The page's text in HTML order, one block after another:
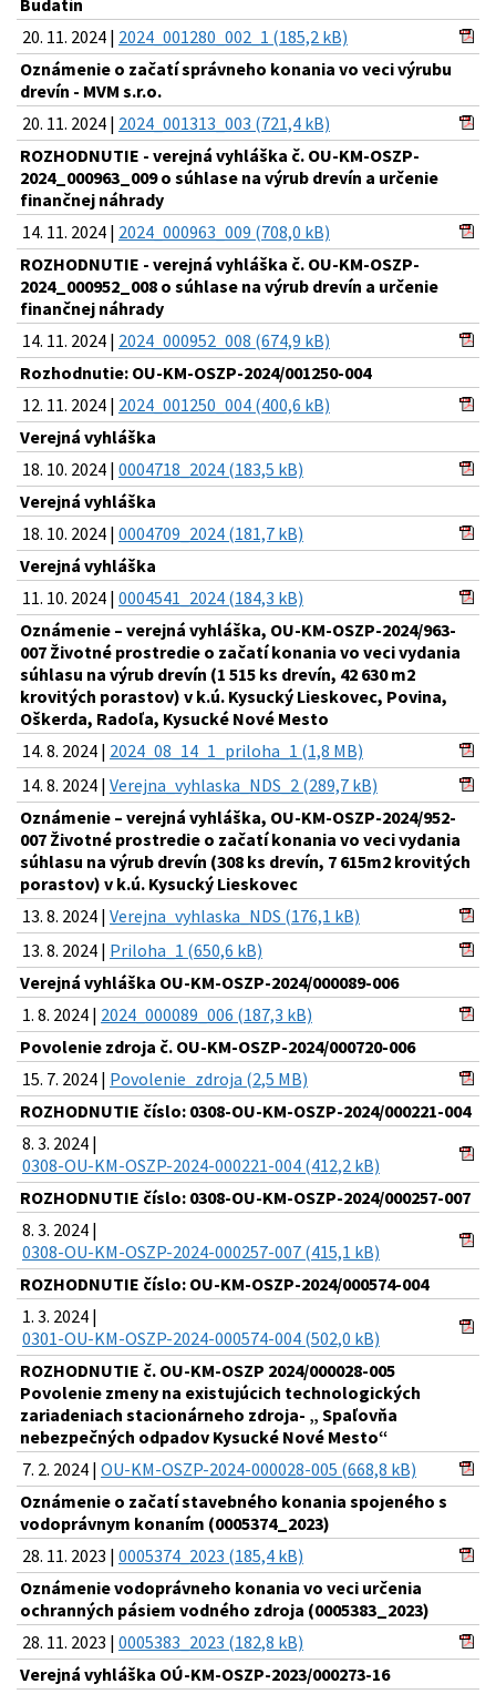
Budatín
20. 11. 2024 | 2024_001280_002_1 (185,2 kB)
Oznámenie o začatí správneho konania vo veci výrubu
drevín - MVM s.r.o.
20. 11. 2024 | 2024_001313_003 (721,4 kB)
ROZHODNUTIE - verejná vyhláška č. OU-KM-OSZP-
2024_000963_009 o súhlase na výrub drevín a určenie
finančnej náhrady
14. 11. 2024 | 2024_000963_009 (708,0 kB)
ROZHODNUTIE - verejná vyhláška č. OU-KM-OSZP-
2024_000952_008 o súhlase na výrub drevín a určenie
finančnej náhrady
14. 11. 2024 | 2024_000952_008 (674,9 kB)
Rozhodnutie: OU-KM-OSZP-2024/001250-004
12. 11. 2024 | 2024_001250_004 (400,6 kB)
Verejná vyhláška
18. 10. 2024 | 0004718_2024 (183,5 kB)
Verejná vyhláška
18. 10. 2024 | 0004709_2024 (181,7 kB)
Verejná vyhláška
11. 10. 2024 | 0004541_2024 (184,3 kB)
Oznámenie – verejná vyhláška, OU-KM-OSZP-2024/963-
007 Životné prostredie o začatí konania vo veci vydania
súhlasu na výrub drevín (1 515 ks drevín, 42 630 m2
krovitých porastov) v k.ú. Kysucký Lieskovec, Povina,
Oškerda, Radoľa, Kysucké Nové Mesto
14. 8. 2024 | 2024_08_14_1_priloha_1 (1,8 MB)
14. 8. 2024 | Verejna_vyhlaska_NDS_2 (289,7 kB)
Oznámenie – verejná vyhláška, OU-KM-OSZP-2024/952-
007 Životné prostredie o začatí konania vo veci vydania
súhlasu na výrub drevín (308 ks drevín, 7 615m2 krovitých
porastov) v k.ú. Kysucký Lieskovec
13. 8. 2024 | Verejna_vyhlaska_NDS (176,1 kB)
13. 8. 2024 | Priloha_1 (650,6 kB)
Verejná vyhláška OU-KM-OSZP-2024/000089-006
1. 8. 2024 | 2024_000089_006 (187,3 kB)
Povolenie zdroja č. OU-KM-OSZP-2024/000720-006
15. 7. 2024 | Povolenie_zdroja (2,5 MB)
ROZHODNUTIE číslo: 0308-OU-KM-OSZP-2024/000221-004
8. 3. 2024 |
0308-OU-KM-OSZP-2024-000221-004 (412,2 kB)
ROZHODNUTIE číslo: 0308-OU-KM-OSZP-2024/000257-007
8. 3. 2024 |
0308-OU-KM-OSZP-2024-000257-007 (415,1 kB)
ROZHODNUTIE číslo: OU-KM-OSZP-2024/000574-004
1. 3. 2024 |
0301-OU-KM-OSZP-2024-000574-004 (502,0 kB)
ROZHODNUTIE č. OU-KM-OSZP 2024/000028-005
Povolenie zmeny na existujúcich technologických
zariadeniach stacionárneho zdroja- „ Spaľovňa
nebezpečných odpadov Kysucké Nové Mesto“
7. 2. 2024 | OU-KM-OSZP-2024-000028-005 (668,8 kB)
Oznámenie o začatí stavebného konania spojeného s
vodoprávnym konaním (0005374_2023)
28. 11. 2023 | 0005374_2023 (185,4 kB)
Oznámenie vodoprávneho konania vo veci určenia
ochranných pásiem vodného zdroja (0005383_2023)
28. 11. 2023 | 0005383_2023 (182,8 kB)
Verejná vyhláška OÚ-KM-OSZP-2023/000273-16